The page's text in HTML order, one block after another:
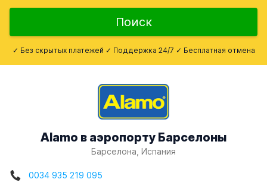
Поиск
✓ Без скрытых платежей ✓ Поддержка 24/7 ✓ Бесплатная отмена
Alamo в аэропорту Барселоны
Барселона, Испания
0034 935 219 095